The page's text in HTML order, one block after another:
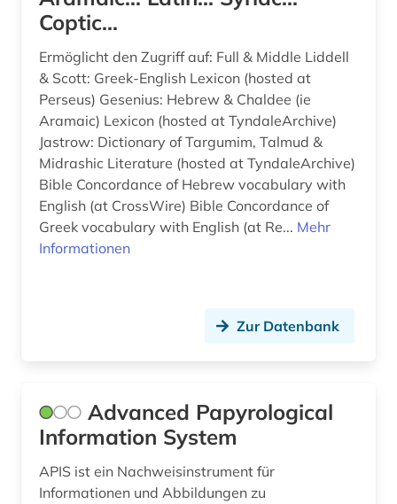
erschließung (1)
eustathius, thessalonicensis | gelehrter; klerus;
bischof; philologe (2)
fachliteratur (1)
fid theologie (1)
frühdruck (1)
frühe neuzeit (1)
frühjudentum (1)
Coptic...
Ermöglicht den Zugriff auf: Full & Middle Liddell
& Scott: Greek-English Lexicon (hosted at
Perseus) Gesenius: Hebrew & Chaldee (ie
Aramaic) Lexicon (hosted at TyndaleArchive)
Jastrow: Dictionary of Targumim, Talmud &
Midrashic Literature (hosted at TyndaleArchive)
Bible Concordance of Hebrew vocabulary with
English (at CrossWire) Bible Concordance of
Greek vocabulary with English (at Re... Mehr
Informationen
Zur Datenbank
Advanced Papyrological
Information System
APIS ist ein Nachweisinstrument für
Informationen und Abbildungen zu